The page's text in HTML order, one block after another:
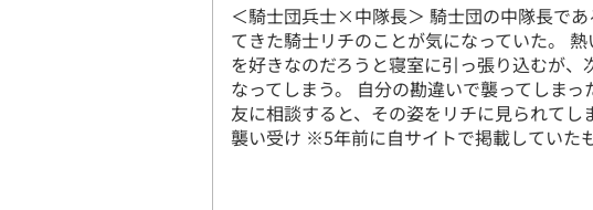
＜騎士団兵士×中隊長＞ 騎士団の中隊長で
てきた騎士リチのことが気になっていた。
を好きなのだろうと寝室に引っ張り込むが、
なってしまう。 自分の勘違いで襲ってしま
友に相談すると、その姿をリチに見られて
襲い受け ※5年前に自サイトで掲載していた